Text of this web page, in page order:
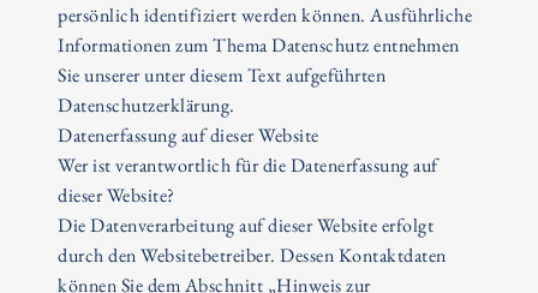
persönlich identifiziert werden können. Ausführliche
Informationen zum Thema Datenschutz entnehmen
Sie unserer unter diesem Text aufgeführten
Datenschutzerklärung.
Datenerfassung auf dieser Website
Wer ist verantwortlich für die Datenerfassung auf
dieser Website?
Die Datenverarbeitung auf dieser Website erfolgt
durch den Websitebetreiber. Dessen Kontaktdaten
können Sie dem Abschnitt „Hinweis zur